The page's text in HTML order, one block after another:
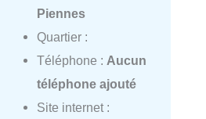
Piennes
Quartier :
Téléphone : Aucun
téléphone ajouté
Site internet :